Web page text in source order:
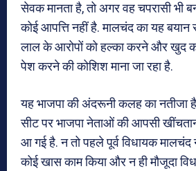
सेवक मानता है, तो अगर वह चपरासी भी
कोई आपत्ति नहीं है. मालचंद का यह बयान
लाल के आरोपों को हल्का करने और खुद
पेश करने की कोशिश माना जा रहा है.
यह भाजपा की अंदरूनी कलह का नतीजा
सीट पर भाजपा नेताओं की आपसी
आ गई है. न तो पहले पूर्व विधायक
कोई खास काम किया और न ही मौजूदा